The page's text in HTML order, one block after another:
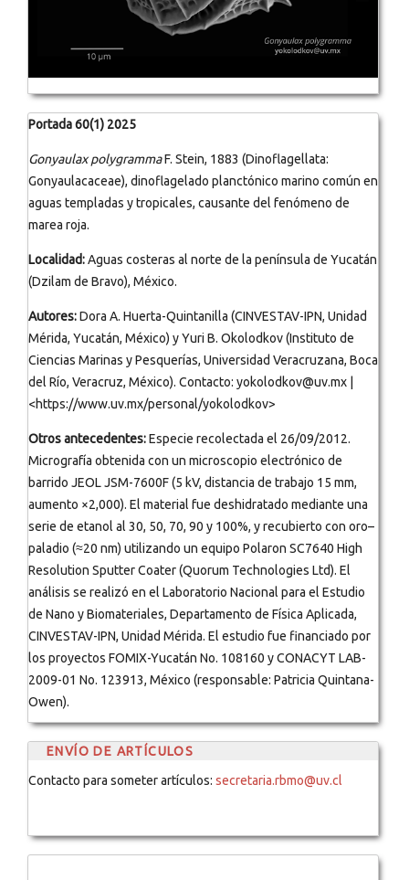
Portada 60(1) 2025
Gonyaulax polygrammaF. Stein, 1883 (Dinoflagellata:
Gonyaulacaceae), dinoflagelado planctónico marino común en
aguas templadas y tropicales, causante del fenómeno de
marea roja.
Localidad:Aguas costeras al norte de la península de Yucatán
(Dzilam de Bravo), México.
Autores:Dora A. Huerta-Quintanilla (CINVESTAV-IPN, Unidad
Mérida, Yucatán, México) y Yuri B. Okolodkov (Instituto de
Ciencias Marinas y Pesquerías, Universidad Veracruzana, Boca
del Río, Veracruz, México). Contacto: yokolodkov@uv.mx |
<https://www.uv.mx/personal/yokolodkov>
Otros antecedentes:Especie recolectada el 26/09/2012.
Micrografía obtenida con un microscopio electrónico de
barrido JEOL JSM-7600F (5 kV, distancia de trabajo 15 mm,
aumento ×2,000). El material fue deshidratado mediante una
serie de etanol al 30, 50, 70, 90 y 100%, y recubierto con oro–
paladio (≈20 nm) utilizando un equipo Polaron SC7640 High
Resolution Sputter Coater (Quorum Technologies Ltd). El
análisis se realizó en el Laboratorio Nacional para el Estudio
de Nano y Biomateriales, Departamento de Física Aplicada,
CINVESTAV-IPN, Unidad Mérida. El estudio fue financiado por
los proyectos FOMIX-Yucatán No. 108160 y CONACYT LAB-
2009-01 No. 123913, México (responsable: Patricia Quintana-
Owen).
ENVÍO DE ARTÍCULOS
Contacto para someter artículos: secretaria.rbmo@uv.cl